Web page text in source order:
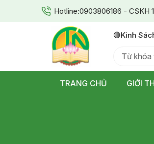
Hotline:0903806186 - CSKH
🔴kinh
TRANG CHỦ GIỚI